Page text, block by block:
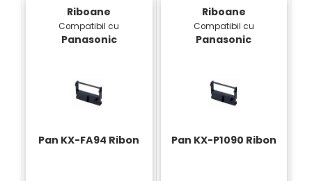
Riboane
Compatibil cu
Panasonic
Pan KX-FA94 Ribon
Riboane
Compatibil cu
Panasonic
Pan KX-P1090 Ribon